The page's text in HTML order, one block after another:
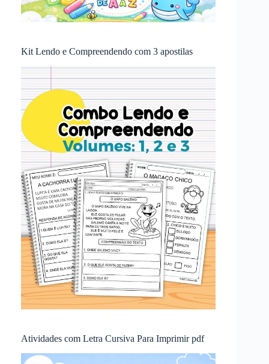
Kit Lendo e Compreendendo com 3 apostilas
Atividades com Letra Cursiva Para Imprimir pdf